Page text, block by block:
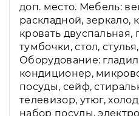
доп. место. Мебель:
раскладной, зеркало,
кровать
тумбочки, стол,
Оборудование:
кондиционер,
посуды, сейф,
телевизор, утюг,
набор посуды,